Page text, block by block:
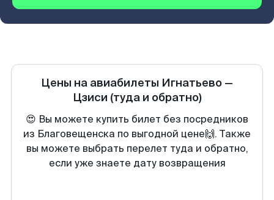
Цены на авиабилеты Игнатьево —
Цзиси (туда и обратно)
😍 Вы можете купить билет без посредников
из Благовещенска по выгодной цене🙌. Также
вы можете выбрать перелет туда и обратно,
если уже знаете дату возвращения